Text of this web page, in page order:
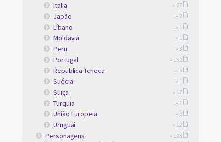
Italia » 67
Japão » 2
Líbano » 1
Moldavia » 1
Peru » 3
Portugal » 130
Republica Tcheca » 6
Suécia » 1
Suiça » 17
Turquia » 1
União Europeia » 9
Uruguai » 12
Personagens » 108